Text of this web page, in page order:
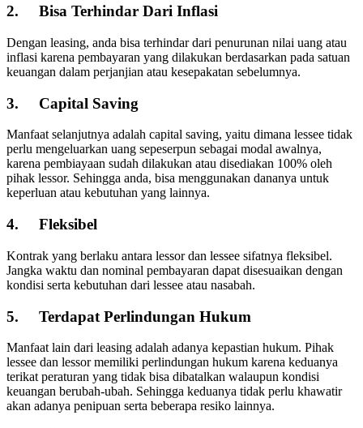
2. Bisa Terhindar Dari Inflasi
Dengan leasing, anda bisa terhindar dari penurunan nilai uang atau
inflasi karena pembayaran yang dilakukan berdasarkan pada satuan
keuangan dalam perjanjian atau kesepakatan sebelumnya.
3. Capital Saving
Manfaat selanjutnya adalah capital saving, yaitu dimana lessee tidak
perlu mengeluarkan uang sepeserpun sebagai modal awalnya,
karena pembiayaan sudah dilakukan atau disediakan 100% oleh
pihak lessor. Sehingga anda, bisa menggunakan dananya untuk
keperluan atau kebutuhan yang lainnya.
4. Fleksibel
Kontrak yang berlaku antara lessor dan lessee sifatnya fleksibel.
Jangka waktu dan nominal pembayaran dapat disesuaikan dengan
kondisi serta kebutuhan dari lessee atau nasabah.
5. Terdapat Perlindungan Hukum
Manfaat lain dari leasing adalah adanya kepastian hukum. Pihak
lessee dan lessor memiliki perlindungan hukum karena keduanya
terikat peraturan yang tidak bisa dibatalkan walaupun kondisi
keuangan berubah-ubah. Sehingga keduanya tidak perlu khawatir
akan adanya penipuan serta beberapa resiko lainnya.